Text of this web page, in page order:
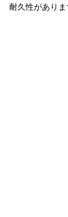
耐久性がありま